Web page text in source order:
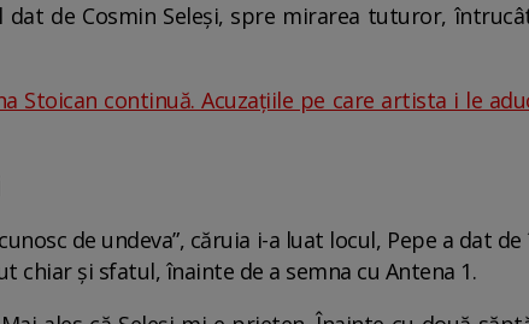
dat de Cosmin Seleși, spre mirarea tuturor,
Stoican continuă. Acuzațiile pe care artista i le
de undeva”, căruia i-a luat locul, Pepe a dat de
chiar și sfatul, înainte de a semna cu Antena 1.